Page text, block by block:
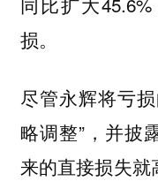
损。
尽管永辉将亏
略调整”，并披
来的直接损失